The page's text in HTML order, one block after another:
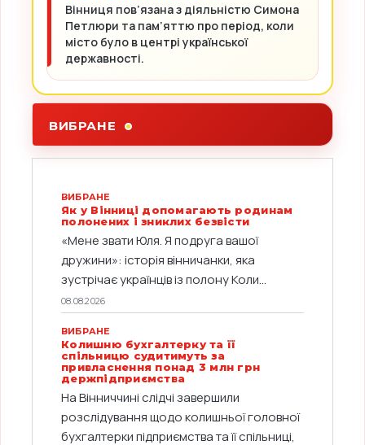
Вінниця пов’язана з діяльністю Симона
Петлюри та пам’яттю про період, коли
місто було в центрі української
державності.
ВИБРАНЕ
ВИБРАНЕ
Як у Вінниці допомагають родинам
полонених і зниклих безвісти
«Мене звати Юля. Я подруга вашої
дружини»: історія вінничанки, яка
зустрічає українців із полону Коли...
08.08.2026
ВИБРАНЕ
Колишню бухгалтерку та її
спільницю судитимуть за
привласнення понад 3 млн грн
держпідприємства
На Вінниччині слідчі завершили
розслідування щодо колишньої головної
бухгалтерки підприємства та її спільниці,